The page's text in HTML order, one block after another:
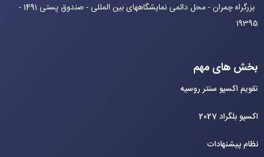
بزرگراه چمران - محل دائمی نمایشگاههای بین المللی - صندوق پستی 1491 -
19395
بخش های مهم
تقویم اکسپو سنتر روسیه
اکسپو بلگراد 2027
نظام پیشنهادات